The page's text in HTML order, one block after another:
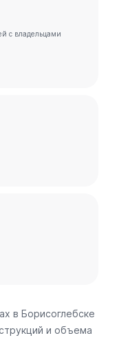
с владельцами
в Борисоглебске
и объема